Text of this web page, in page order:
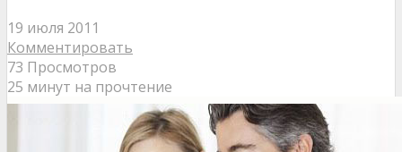
19 июля 2011
Комментировать
73 Просмотров
25 минут на прочтение